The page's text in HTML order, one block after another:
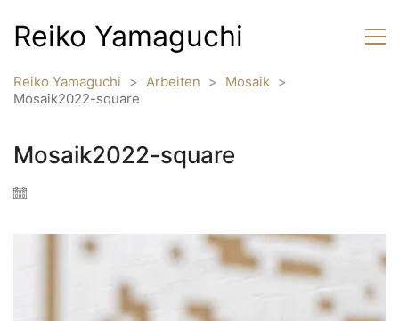
Reiko Yamaguchi
Reiko Yamaguchi > Arbeiten > Mosaik >
Mosaik2022-square
Mosaik2022-square